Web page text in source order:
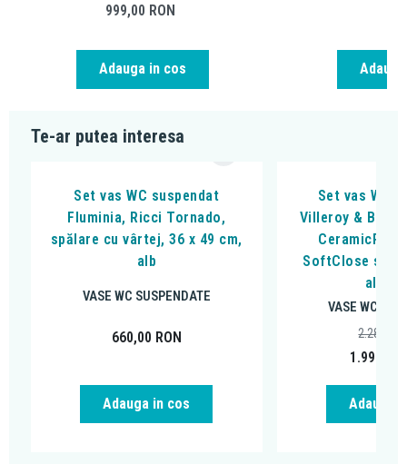
999,00 RON
Adauga in cos
Te-ar putea interesa
Set vas WC suspendat
Fluminia, Ricci Tornado,
spălare cu vârtej, 36 x 49 cm,
alb
VASE WC SUSPENDATE
660,00 RON
Adauga in cos
Set vas WC
Villeroy & Boch,
SoftClose si
alb
VASE WC
1.999,00
2.287,79
Adauga